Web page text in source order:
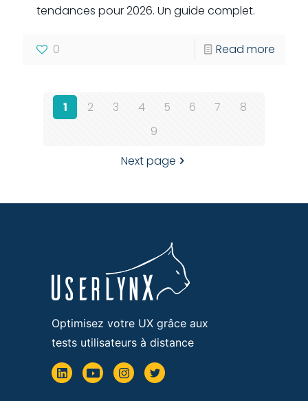
tendances pour 2026. Un guide complet.
0 Read more
1 2 3 4 5 6 7
8
9
Next page
Optimisez votre UX grâce aux
tests utilisateurs à distance